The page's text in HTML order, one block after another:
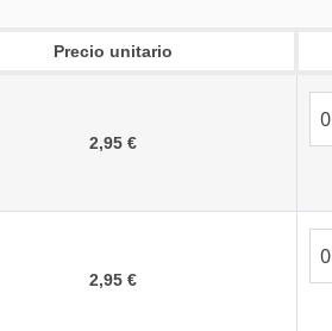
Precio unitario
2,95 €
2,95 €